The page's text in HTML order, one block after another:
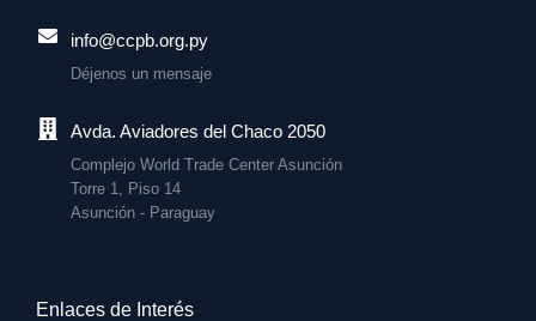
info@ccpb.org.py
Déjenos un mensaje
Avda. Aviadores del Chaco 2050
Complejo World Trade Center Asunción
Torre 1, Piso 14
Asunción - Paraguay
Enlaces de Interés